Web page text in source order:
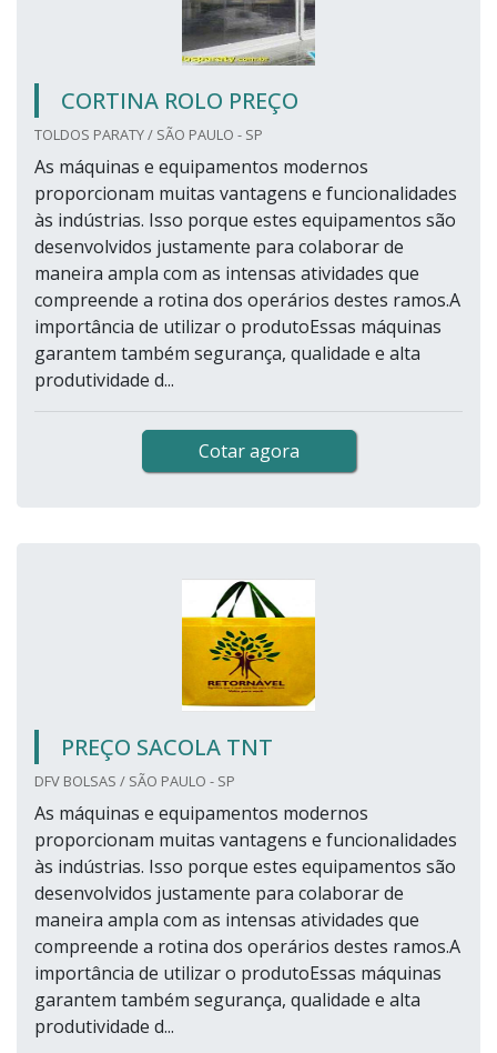
CORTINA ROLO PREÇO
TOLDOS PARATY / SÃO PAULO - SP
As máquinas e equipamentos modernos
proporcionam muitas vantagens e funcionalidades
às indústrias. Isso porque estes equipamentos são
desenvolvidos justamente para colaborar de
maneira ampla com as intensas atividades que
compreende a rotina dos operários destes ramos.A
importância de utilizar o produtoEssas máquinas
garantem também segurança, qualidade e alta
produtividade d...
Cotar agora
PREÇO SACOLA TNT
DFV BOLSAS / SÃO PAULO - SP
As máquinas e equipamentos modernos
proporcionam muitas vantagens e funcionalidades
às indústrias. Isso porque estes equipamentos são
desenvolvidos justamente para colaborar de
maneira ampla com as intensas atividades que
compreende a rotina dos operários destes ramos.A
importância de utilizar o produtoEssas máquinas
garantem também segurança, qualidade e alta
produtividade d...